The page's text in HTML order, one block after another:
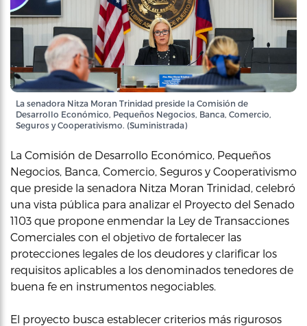
La senadora Nitza Moran Trinidad preside la Comisión de
Desarrollo Económico, Pequeños Negocios, Banca, Comercio,
Seguros y Cooperativismo. (Suministrada)
La Comisión de Desarrollo Económico, Pequeños
Negocios, Banca, Comercio, Seguros y Cooperativismo
que preside la senadora Nitza Moran Trinidad, celebró
una vista pública para analizar el Proyecto del Senado
1103 que propone enmendar la Ley de Transacciones
Comerciales con el objetivo de fortalecer las
protecciones legales de los deudores y clarificar los
requisitos aplicables a los denominados tenedores de
buena fe en instrumentos negociables.
El proyecto busca establecer criterios más rigurosos